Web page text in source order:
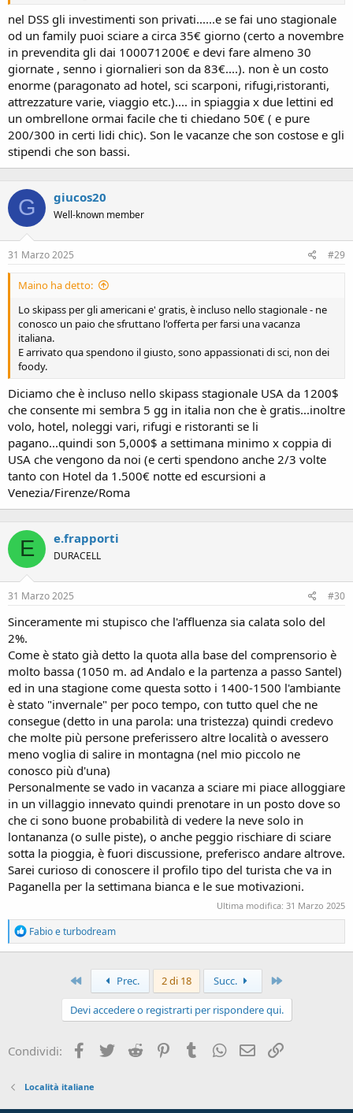
nel DSS gli investimenti son privati......e se fai uno stagionale
od un family puoi sciare a circa 35€ giorno (certo a novembre
in prevendita gli dai 100071200€ e devi fare almeno 30
giornate , senno i giornalieri son da 83€....). non è un costo
enorme (paragonato ad hotel, sci scarponi, rifugi,ristoranti,
attrezzature varie, viaggio etc.).... in spiaggia x due lettini ed
un ombrellone ormai facile che ti chiedano 50€ ( e pure
200/300 in certi lidi chic). Son le vacanze che son costose e gli
stipendi che son bassi.
G giucos20
Well-known member
31 Marzo 2025 #29
Maino ha detto:
Lo skipass per gli americani e' gratis, è incluso nello stagionale - ne
conosco un paio che sfruttano l'offerta per farsi una vacanza
italiana.
E arrivato qua spendono il giusto, sono appassionati di sci, non dei
foody.
Diciamo che è incluso nello skipass stagionale USA da 1200$
che consente mi sembra 5 gg in italia non che è gratis...inoltre
volo, hotel, noleggi vari, rifugi e ristoranti se li
pagano...quindi son 5,000$ a settimana minimo x coppia di
USA che vengono da noi (e certi spendono anche 2/3 volte
tanto con Hotel da 1.500€ notte ed escursioni a
Venezia/Firenze/Roma
E e.frapporti
DURACELL
31 Marzo 2025 #30
Sinceramente mi stupisco che l'affluenza sia calata solo del
2%.
Come è stato già detto la quota alla base del comprensorio è
molto bassa (1050 m. ad Andalo e la partenza a passo Santel)
ed in una stagione come questa sotto i 1400-1500 l'ambiante
è stato "invernale" per poco tempo, con tutto quel che ne
consegue (detto in una parola: una tristezza) quindi credevo
che molte più persone preferissero altre località o avessero
meno voglia di salire in montagna (nel mio piccolo ne
conosco più d'una)
Personalmente se vado in vacanza a sciare mi piace alloggiare
in un villaggio innevato quindi prenotare in un posto dove so
che ci sono buone probabilità di vedere la neve solo in
lontananza (o sulle piste), o anche peggio rischiare di sciare
sotta la pioggia, è fuori discussione, preferisco andare altrove.
Sarei curioso di conoscere il profilo tipo del turista che va in
Paganella per la settimana bianca e le sue motivazioni.
Ultima modifica: 31 Marzo 2025
R
e
a
Fabioeturbodream
Primo Prec. 2 di 18 Succ.
Devi accedere o registrarti per rispondere qui.
Condividi: Facebook
Twitter Reddit PinterestTumblrWhatsApp
Email
Località italiane